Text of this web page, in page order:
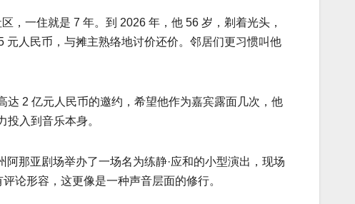
，一住就是 7 年。到 2026 年，他 56 岁，剃着光头，
人民币，与摊主熟络地讨价还价。邻居们更习惯叫他
2 亿元人民币的邀约，希望他作为嘉宾露面几次，他
入到音乐本身。
那亚剧场举办了一场名为练静·应和的小型演出，现场
论形容，这更像是一种声音层面的修行。